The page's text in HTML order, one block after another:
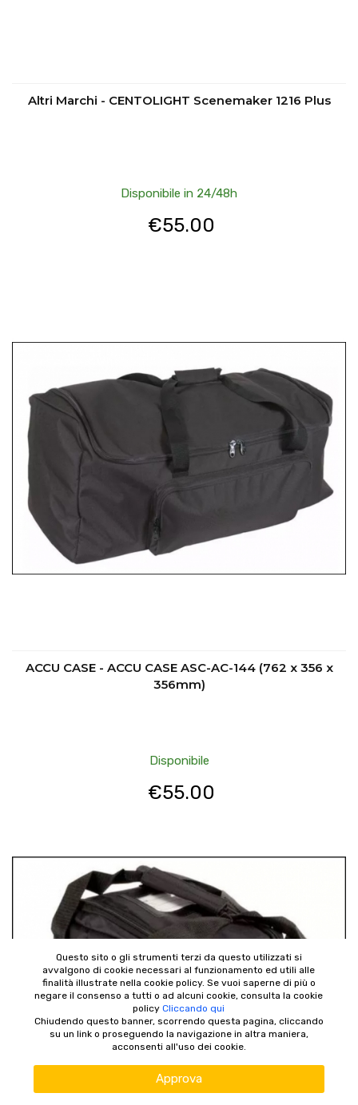
Altri Marchi - CENTOLIGHT Scenemaker 1216 Plus
Disponibile in 24/48h
€55.00
ACCU CASE - ACCU CASE ASC-AC-144 (762 x 356 x
356mm)
Disponibile
€55.00
Questo sito o gli strumenti terzi da questo utilizzati si
avvalgono di cookie necessari al funzionamento ed utili alle
finalità illustrate nella cookie policy. Se vuoi saperne di più o
negare il consenso a tutti o ad alcuni cookie, consulta la cookie
policyCliccando qui
Chiudendo questo banner, scorrendo questa pagina, cliccando
su un link o proseguendo la navigazione in altra maniera,
acconsenti all'uso dei cookie.
Approva